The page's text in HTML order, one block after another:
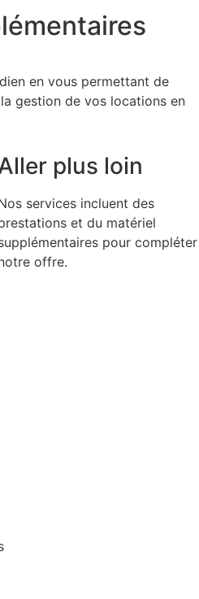
en vous permettant de
gestion de vos locations en
plus loin
services incluent des
et du matériel
pour compléter
offre.